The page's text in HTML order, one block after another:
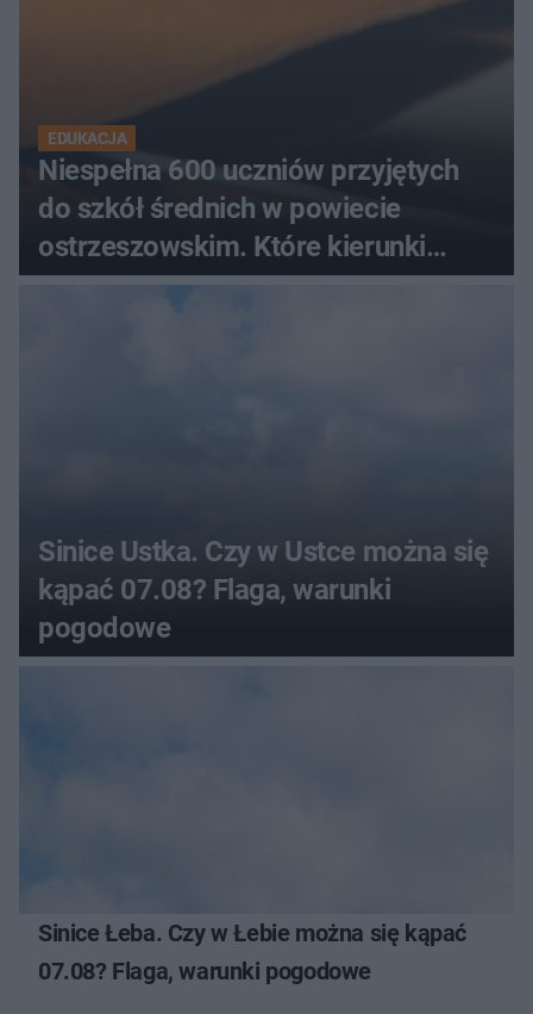
EDUKACJA
Niespełna 600 uczniów przyjętych
do szkół średnich w powiecie
ostrzeszowskim. Które kierunki
wybierali najczęściej?
Sinice Ustka. Czy w Ustce można się
kąpać 07.08? Flaga, warunki
pogodowe
Sinice Łeba. Czy w Łebie można się kąpać
07.08? Flaga, warunki pogodowe